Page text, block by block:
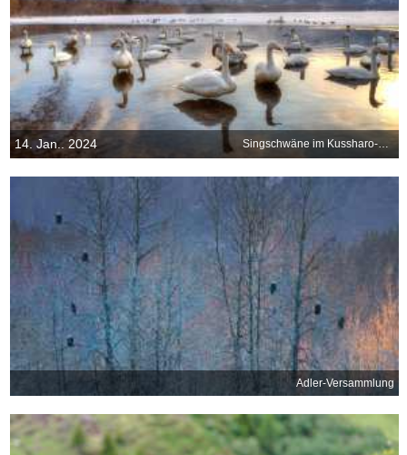
14. Jan.. 2024 Singschwäne im Kussharo-See, Hokkaido, Japan
Adler-Versammlung